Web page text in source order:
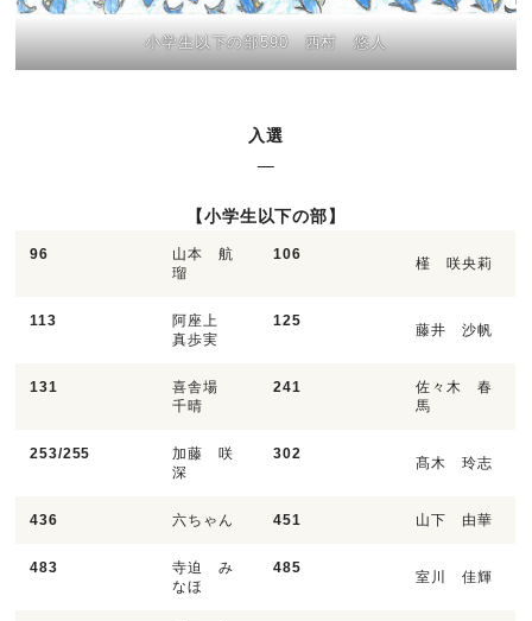
小学生以下の部590 西村 悠人
入選
【小学生以下の部】
96
山本 航
瑠
106
槿 咲央莉
113
阿座上
真歩実
125
藤井 沙帆
131
喜舎場
千晴
241
佐々木 春
馬
253/255
加藤 咲
深
302
髙木 玲志
436 六ちゃん 451 山下 由華
483
寺迫 み
なほ
485
室川 佳輝